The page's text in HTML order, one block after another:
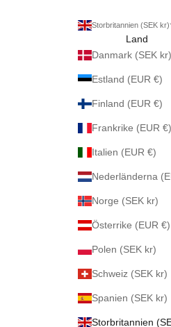
Storbritannien (SEK kr)
Land
Danmark (SEK kr)
Estland (EUR €)
Finland (EUR €)
Frankrike (EUR €)
Italien (EUR €)
Nederländerna
Norge (SEK kr)
Österrike (EUR €)
Polen (SEK kr)
Schweiz (SEK kr)
Spanien (SEK kr)
Storbritannien